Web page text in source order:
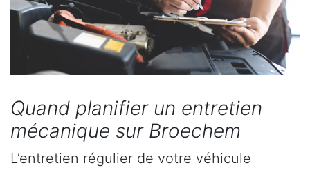
Quand planifier un entretien
mécanique sur Broechem
L’entretien régulier de votre véhicule